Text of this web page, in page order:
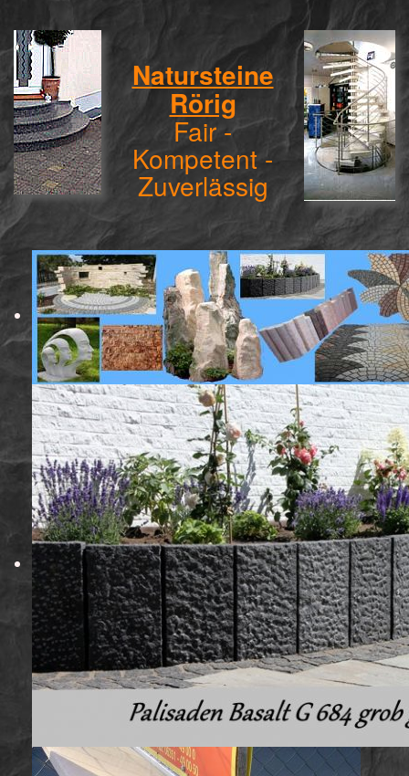
Natursteine
Rörig
Fair -
Kompetent -
Zuverlässig